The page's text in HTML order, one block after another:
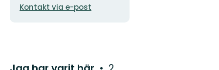
E-
Kontakt via e-post